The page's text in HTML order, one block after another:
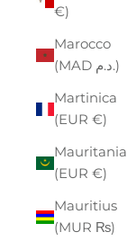
€)
Marocco
(MAD د.م.)
Martinica
(EUR €)
Mauritania
(EUR €)
Mauritius
(MUR ₨)